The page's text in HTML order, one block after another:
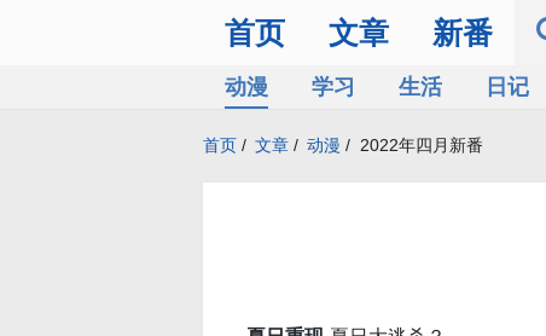
首页 文章 新番
动漫 学习 生活 日记
首页 / 文章 / 动漫 / 2022年四月新番